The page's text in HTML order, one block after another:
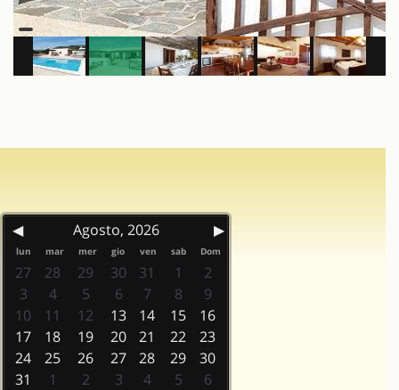
◀ Agosto, 2026 ▶
lun mar mer gio ven sab Dom
27 28 29 30 31 1
2
3
4 5 6 7 8
9
10
11 12 13 14 15
16
17
18 19 20 21 22
23
24
25 26 27 28 29
30
31
1 2 3 4 5 6